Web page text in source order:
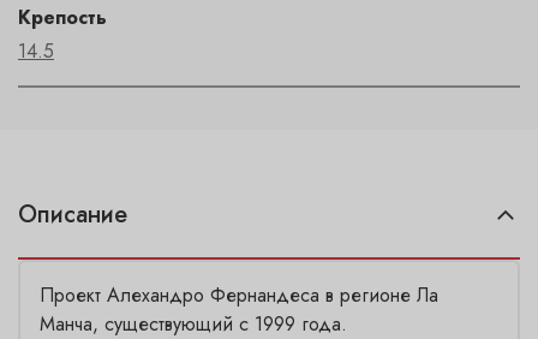
Крепость
14.5
Описание
Проект Алехандро Фернандеса в регионе Ла
Манча, существующий с 1999 года.